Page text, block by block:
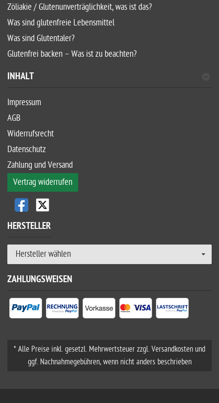
Zöliakie / Glutenunverträglichkeit, was ist das?
Was sind glutenfreie Lebensmittel
Was sind Glutentaler?
Glutenfrei backen – Was ist zu beachten?
INHALT
Impressum
AGB
Widerrufsrecht
Datenschutz
Zahlung und Versand
Vertrag widerrufen
HERSTELLER
Hersteller wählen
ZAHLUNGSWEISEN
* Alle Preise inkl. gesetzl. Mehrwertsteuer zzgl. Versandkosten und
ggf. Nachnahmegebühren, wenn nicht anders beschrieben